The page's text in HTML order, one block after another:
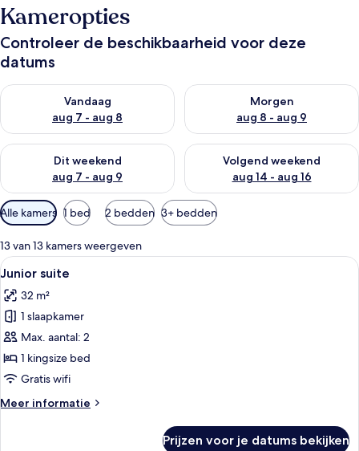
Kameropties
Controleer de beschikbaarheid voor deze
datums
Vandaag
aug 7 - aug 8
De beschikbaarheid controleren voor vanavond aug 7 - aug 8
Morgen
aug 8 - aug 9
De beschikbaarheid
Dit weekend
aug 7 - aug 9
De beschikbaarheid controleren voor dit weekend aug 7 -
Volgend weekend
aug 14 - aug 16
De beschikbaarheid
Beschikbare
filters
voor
kamers
Alle kamers 1 bed 2 bedden 3+ bedden
13 van 13 kamers weergeven
Alle
foto's
voor
Junior
suite
laden
Luxe beddengoed, donzen
7
Junior suite
32 m²
1 slaapkamer
Max. aantal: 2
1 kingsize bed
Gratis wifi
Meer informatie
Meer
Prijzen voor je datums bekijken